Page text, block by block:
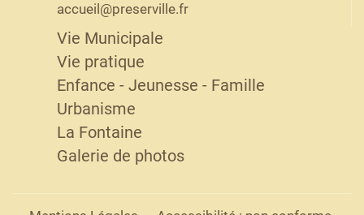
accueil@preserville.fr
Vie Municipale
Vie pratique
Enfance - Jeunesse - Famille
Urbanisme
La Fontaine
Galerie de photos